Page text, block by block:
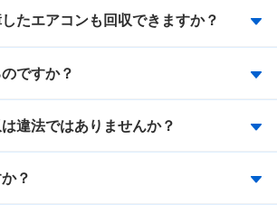
たエアコンも回収できますか？
ですか？
違法ではありませんか？
？